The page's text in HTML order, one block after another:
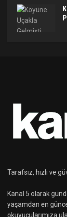
Tarafsız, hızlı ve
Kanal 5 olarak
yaşamdan en
okuyucularımıza